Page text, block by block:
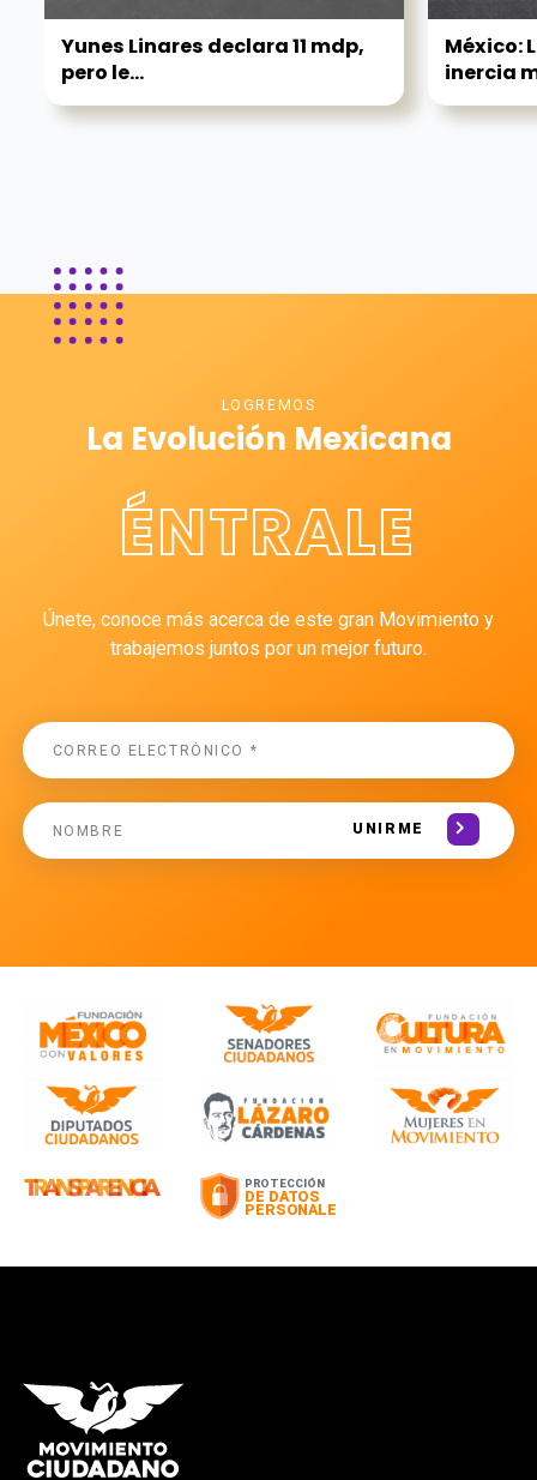
Yunes Linares declara 11 mdp,
pero le...
México:
inercia
LOGREMOS
La Evolución Mexicana
ÉNTRALE
Únete, conoce más acerca de este gran Movimiento y
trabajemos juntos por un mejor futuro.
UNIRME